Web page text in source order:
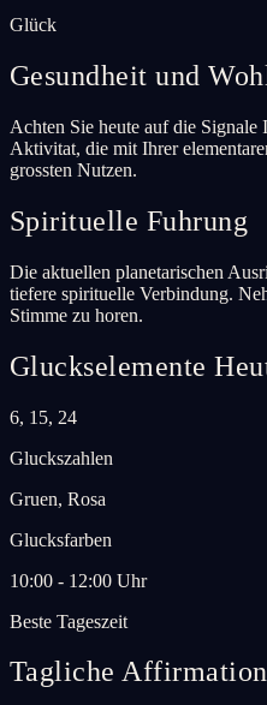
Glück
Gesundheit und
Achten Sie heute auf die
Aktivitat, die mit Ihrer
grossten Nutzen.
Spirituelle Fuhrung
Die aktuellen planetarischen
tiefere spirituelle Verbindung.
Stimme zu horen.
Gluckselemente
6, 15, 24
Gluckszahlen
Gruen, Rosa
Glucksfarben
10:00 - 12:00 Uhr
Beste Tageszeit
Tagliche Affirmation